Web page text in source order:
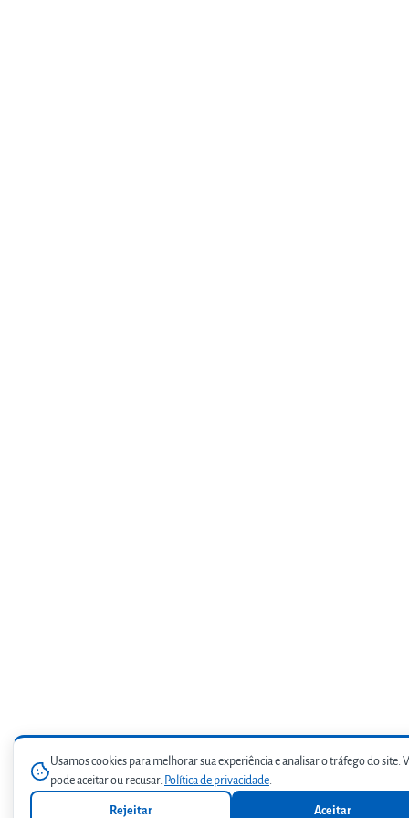
Usamos cookies para melhorar sua experiência e analisar o tráfego do site.
pode aceitar ou recusar. Política de privacidade.
Rejeitar Aceitar